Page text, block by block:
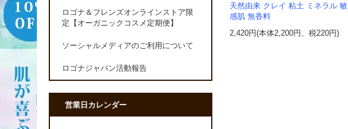
天然由来 クレイ 粘土 ミネラル 敏
感肌 無香料
2,420円(本体2,200円、税220円)
ロゴナ＆フレンズオンラインストア限
定【オーガニックコスメ定期便】
ソーシャルメディアのご利用について
ロゴナジャパン活動報告
営業日カレンダー